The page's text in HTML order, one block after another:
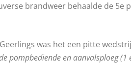
brandweer behaalde de 5e
was het een pitte
pompbediende en aanvalsploeg (1